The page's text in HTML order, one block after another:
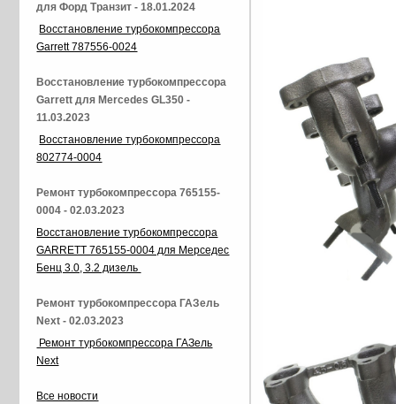
для Форд Транзит - 18.01.2024
Восстановление турбокомпрессора
Garrett 787556-0024
Восстановление турбокомпрессора
Garrett для Mercedes GL350 -
11.03.2023
Восстановление турбокомпрессора
802774-0004
Ремонт турбокомпрессора 765155-
0004 - 02.03.2023
Восстановление турбокомпрессора
GARRETT 765155-0004 для Мерседес
Бенц 3.0, 3.2 дизель
Ремонт турбокомпрессора ГАЗель
Next - 02.03.2023
Ремонт турбокомпрессора ГАЗель
Next
Все новости